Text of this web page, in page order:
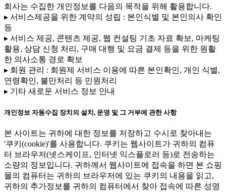
회사는 수집한 개인정보를 다음의 목적을 위해 활용합니다.
▸ 서비스제공을 위한 계약의 성립 : 본인식별 및 본인의사 확인
등
▸ 서비스 제공, 콘텐츠 제공, 웹 컨설팅 기초 자료 확보, 마케팅
활용, 상담 신청 처리, 구매 대행 및 요금 결제 등을 위한 원활
한 의사소통 경로 확보
▸ 회원 관리 : 회원제 서비스 이용에 따른 본인확인, 개인 식별,
연령확인, 불만처리 등 민원처리
▸ 기타 새로운 서비스 정보 안내
개인정보 자동수집 장치의 설치, 운영 및 그 거부에 관한 사항
본 사이트는 귀하에 대한 정보를 저장하고 수시로 찾아내는
'쿠키(cookie)'를 사용합니다. 쿠키는 웹사이트가 귀하의 컴퓨
터 브라우저(넷스케이프, 인터넷 익스플로러 등)로 전송하는
소량의 정보입니다. 귀하께서 웹사이트에 접속을 하면 본 쇼핑
몰의 컴퓨터는 귀하의 브라우저에 있는 쿠키의 내용을 읽고,
귀하의 추가정보를 귀하의 컴퓨터에서 찾아 접속에 따른 성명